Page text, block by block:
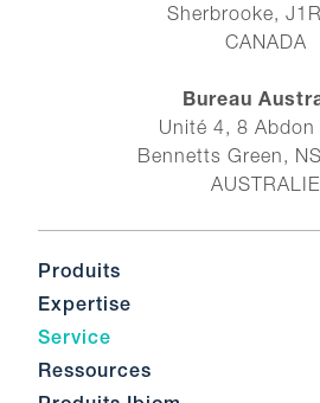
Sherbrooke,
CANADA
Bureau
Unité 4, 8 Abdon
Bennetts Green,
AUSTRALIE
Produits
Expertise
Service
Ressources